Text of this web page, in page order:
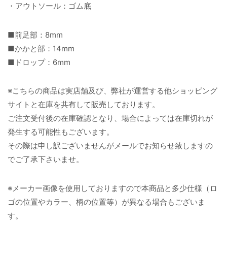
・アウトソール：ゴム底
■前足部：8mm
■かかと部：14mm
■ドロップ：6mm
※こちらの商品は実店舗及び、弊社が運営する他ショッピング
サイトと在庫を共有して販売しております。
ご注文受付後の在庫確認となり、場合によっては在庫切れが
発生する可能性もございます。
その際は申し訳ございませんがメールでお知らせ致しますの
でご了承下さいませ。
※メーカー画像を使用しておりますので本商品と多少仕様（ロ
ゴの位置やカラー、柄の位置等）が異なる場合もございま
す。